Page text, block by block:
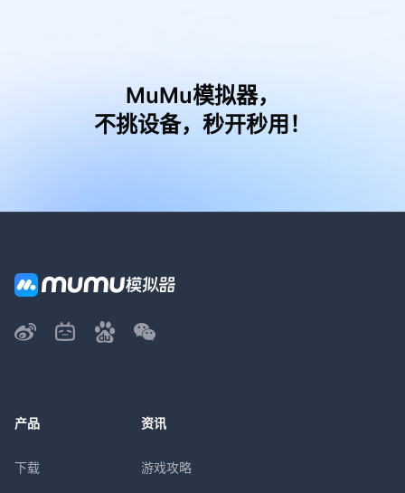
MuMu模拟器，
不挑设备，秒开秒用！
产品
下载
资讯
游戏攻略